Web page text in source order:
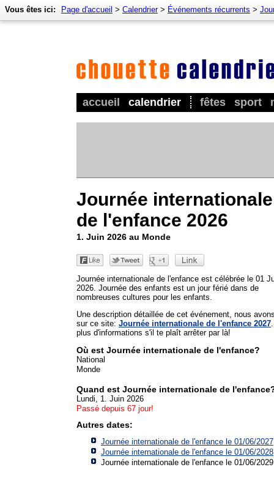
accueil calendrier fêtes sport
Vous êtes ici: Page d'accueil > Calendrier> Événements récurrents >
Journée internationale
de l'enfance 2026
1. Juin 2026 au Monde
Journée internationale de l'enfance est célébrée le 01
2026. Journée des enfants est un jour férié dans de
nombreuses cultures pour les enfants.
Une description détaillée de cet événement, nous
sur ce site: Journée internationale de l'enfance 2027
plus d'informations s'il te plaît arrêter par là!
Où est Journée internationale de l'enfance?
National
Monde
Quand est Journée internationale de
Lundi, 1. Juin 2026
Passé depuis 67 jour!
Autres dates:
Journée internationale de l'enfance le 01/06/2027
Journée internationale de l'enfance le 01/06/2028
Journée internationale de l'enfance le 01/06/2029